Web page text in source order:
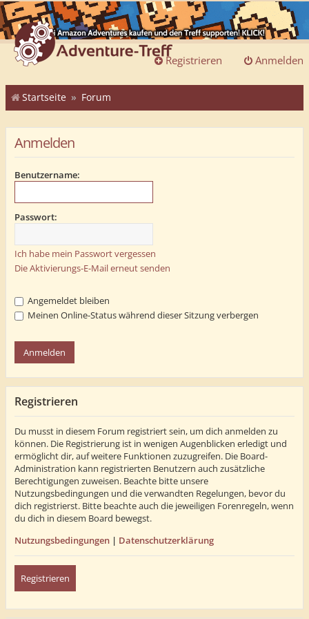
Anmelden
Registrieren
Startseite Forum
Anmelden
Benutzername:
Passwort:
Ich habe mein Passwort vergessen
Die Aktivierungs-E-Mail erneut senden
Angemeldet bleiben
Meinen Online-Status während dieser Sitzung verbergen
Registrieren
Du musst in diesem Forum registriert sein, um dich anmelden zu
können. Die Registrierung ist in wenigen Augenblicken erledigt und
ermöglicht dir, auf weitere Funktionen zuzugreifen. Die Board-
Administration kann registrierten Benutzern auch zusätzliche
Berechtigungen zuweisen. Beachte bitte unsere
Nutzungsbedingungen und die verwandten Regelungen, bevor du
dich registrierst. Bitte beachte auch die jeweiligen Forenregeln, wenn
du dich in diesem Board bewegst.
Nutzungsbedingungen | Datenschutzerklärung
Registrieren